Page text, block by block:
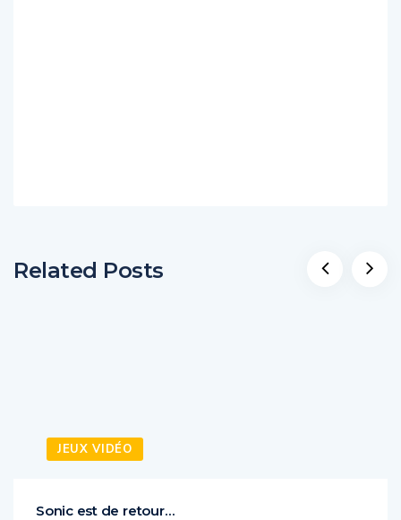
Related Posts
JEUX VIDÉO
Sonic est de retour…